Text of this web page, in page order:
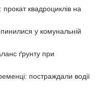
квадроциклів на
у комунальній
ґрунту при
постраждали водії